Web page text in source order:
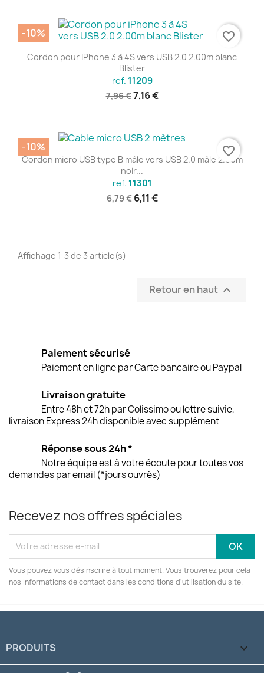
Cordon pour iPhone 3 à 4S vers USB 2.0 2.00m blanc
Blister
ref. 11209
7,96 €7,16 €
-10% favorite_border
Cordon micro USB type B mâle vers USB 2.0 mâle 2.00m
noir...
ref. 11301
6,79 € 6,11 €
-10% favorite_border
Affichage 1-3 de 3 article(s)
Retour en haut 
Paiement sécurisé
Paiement en ligne par Carte bancaire ou Paypal
Livraison gratuite
Entre 48h et 72h par Colissimo ou lettre suivie,
livraison Express 24h disponible avec supplément
Réponse sous 24h *
Notre équipe est à votre écoute pour toutes vos
demandes par email (*jours ouvrés)
Recevez nos offres spéciales
Vous pouvez vous désinscrire à tout moment. Vous trouverez pour cela
nos informations de contact dans les conditions d'utilisation du site.
PRODUITS 